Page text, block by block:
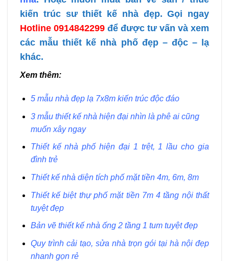
kiến trúc sư thiết kế nhà đẹp. Gọi ngay
Hotline 0914842299 để được tư vấn và xem
các mẫu thiết kế nhà phố đẹp – độc – lạ
khác.
Xem thêm:
5 mẫu nhà đẹp lạ 7x8m kiến trúc độc đáo
3 mẫu thiết kế nhà hiện đại nhìn là phê ai cũng
muốn xây ngay
Thiết kế nhà phố hiện đại 1 trệt, 1 lầu cho gia
đình trẻ
Thiết kế nhà diện tích phố mặt tiền 4m, 6m, 8m
Thiết kế biệt thự phố mặt tiền 7m 4 tầng nội thất
tuyệt đẹp
Bản vẽ thiết kế nhà ống 2 tầng 1 tum tuyệt đẹp
Quy trình cải tạo, sửa nhà trọn gói tại hà nội đẹp
nhanh gọn rẻ